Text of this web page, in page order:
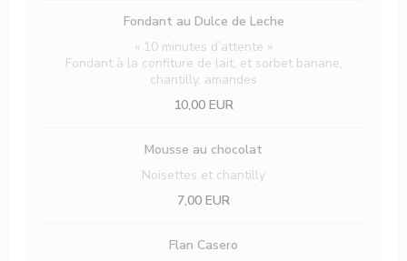
Fondant au Dulce de Leche
« 10 minutes d’attente »
Fondant à la confiture de lait, et sorbet banane,
chantilly, amandes
10,00 EUR
Mousse au chocolat
Noisettes et chantilly
7,00 EUR
Flan Casero